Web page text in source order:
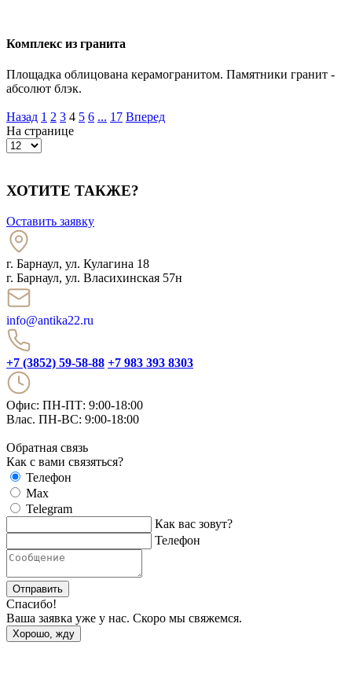
Комплекс из гранита
Площадка облицована керамогранитом. Памятники гранит -
абсолют блэк.
Назад 1 2 3 4 5 6 ... 17 Вперед
На странице
ХОТИТЕ ТАКЖЕ?
Оставить заявку
г. Барнаул, ул. Кулагина 18
г. Барнаул, ул. Власихинская 57н
info@antika22.ru
+7 (3852) 59-58-88 +7 983 393 8303
Офис: ПН-ПТ: 9:00-18:00
Влас. ПН-ВС: 9:00-18:00
Обратная связь
Как с вами связяться?
Телефон
Max
Telegram
Как вас зовут?
Телефон
Отправить
Спасибо!
Ваша заявка уже у нас. Скоро мы свяжемся.
Хорошо, жду